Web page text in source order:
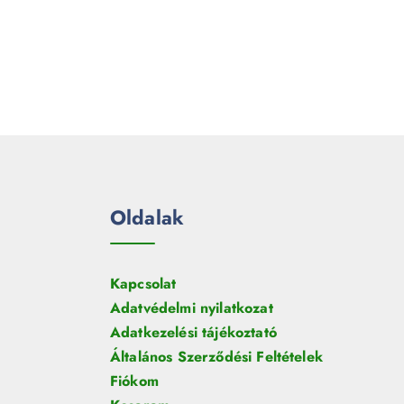
Oldalak
Kapcsolat
Adatvédelmi nyilatkozat
Adatkezelési tájékoztató
Általános Szerződési Feltételek
Fiókom